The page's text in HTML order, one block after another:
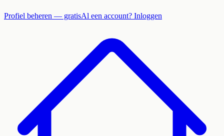
Profiel beheren — gratisAl een account? Inloggen